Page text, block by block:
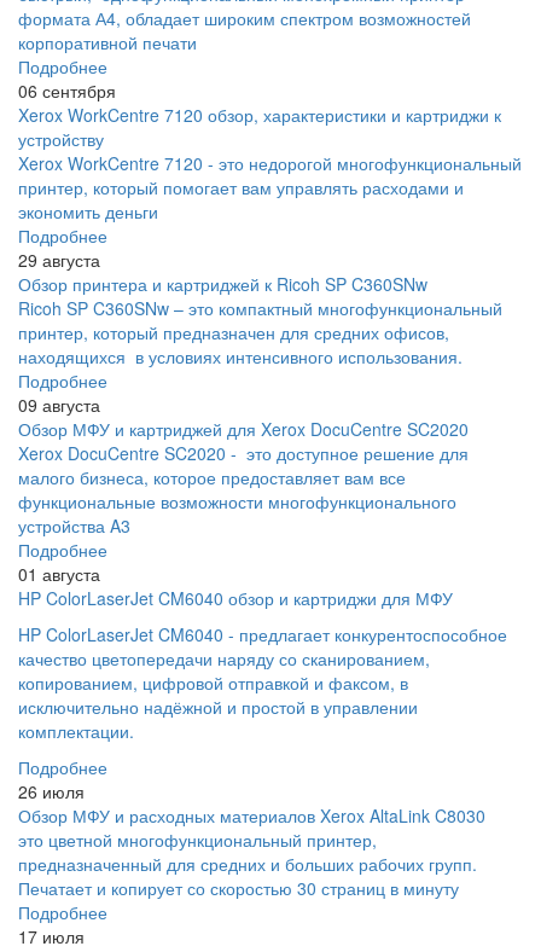
формата А4, обладает широким спектром возможностей
корпоративной печати
Подробнее
06 сентября
Xerox WorkCentre 7120 обзор, характеристики и картриджи к
устройству
Xerox WorkCentre 7120 - это недорогой многофункциональный
принтер, который помогает вам управлять расходами и
экономить деньги
Подробнее
29 августа
Обзор принтера и картриджей к Ricoh SP C360SNw
Ricoh SP C360SNw – это компактный многофункциональный
принтер, который предназначен для средних офисов,
находящихся в условиях интенсивного использования.
Подробнее
09 августа
Обзор МФУ и картриджей для Xerox DocuCentre SC2020
Xerox DocuCentre SC2020 - это доступное решение для
малого бизнеса, которое предоставляет вам все
функциональные возможности многофункционального
устройства A3
Подробнее
01 августа
HP ColorLaserJet CM6040 обзор и картриджи для МФУ
HP ColorLaserJet CM6040 - предлагает конкурентоспособное
качество цветопередачи наряду со сканированием,
копированием, цифровой отправкой и факсом, в
исключительно надёжной и простой в управлении
комплектации.
Подробнее
26 июля
Обзор МФУ и расходных материалов Xerox AltaLink C8030
это цветной многофункциональный принтер,
предназначенный для средних и больших рабочих групп.
Печатает и копирует со скоростью 30 страниц в минуту
Подробнее
17 июля